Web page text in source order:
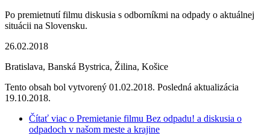
Po premietnutí filmu diskusia s odborníkmi na odpady o aktuálnej
situácii na Slovensku.
26.02.2018
Bratislava, Banská Bystrica, Žilina, Košice
Tento obsah bol vytvorený 01.02.2018. Posledná aktualizácia
19.10.2018.
Čítať viac o Premietanie filmu Bez odpadu! a diskusia o
odpadoch v našom meste a krajine